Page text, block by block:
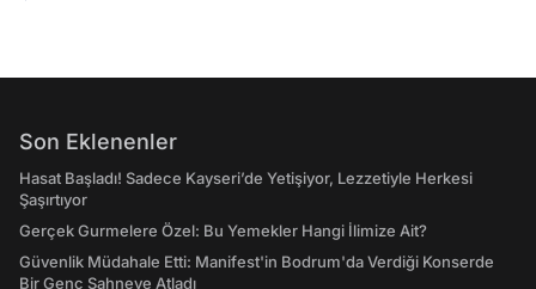
Son Eklenenler
Hasat Başladı! Sadece Kayseri’de Yetişiyor, Lezzetiyle Herkesi
Şaşırtıyor
Gerçek Gurmelere Özel: Bu Yemekler Hangi İlimize Ait?
Güvenlik Müdahale Etti: Manifest'in Bodrum'da Verdiği Konserde
Bir Genç Sahneye Atladı